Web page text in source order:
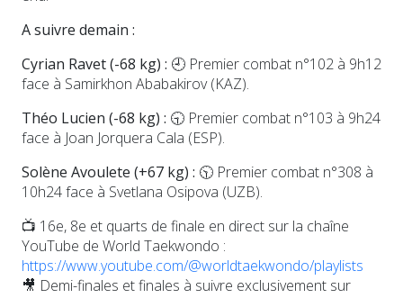
A suivre demain :
Cyrian Ravet (-68 kg) : 🕘 Premier combat n°102 à 9h12
face à Samirkhon Ababakirov (KAZ).
Théo Lucien (-68 kg) : 🕤 Premier combat n°103 à 9h24
face à Joan Jorquera Cala (ESP).
Solène Avoulete (+67 kg) : 🕥 Premier combat n°308 à
10h24 face à Svetlana Osipova (UZB).
📺 16e, 8e et quarts de finale en direct sur la chaîne
YouTube de World Taekwondo :
https://www.youtube.com/@worldtaekwondo/playlists
🎥 Demi-finales et finales à suivre exclusivement sur